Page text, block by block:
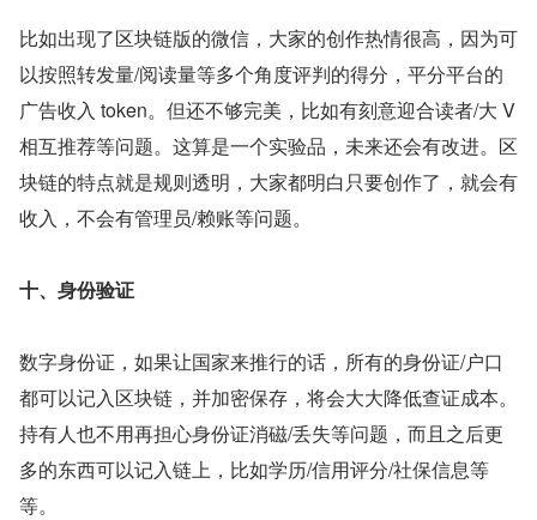
比如出现了区块链版的微信，大家的创作热情很高，因为可
以按照转发量/阅读量等多个角度评判的得分，平分平台的
广告收入 token。但还不够完美，比如有刻意迎合读者/大 V
相互推荐等问题。这算是一个实验品，未来还会有改进。区
块链的特点就是规则透明，大家都明白只要创作了，就会有
收入，不会有管理员/赖账等问题。
十、身份验证
数字身份证，如果让国家来推行的话，所有的身份证/户口
都可以记入区块链，并加密保存，将会大大降低查证成本。
持有人也不用再担心身份证消磁/丢失等问题，而且之后更
多的东西可以记入链上，比如学历/信用评分/社保信息等
等。